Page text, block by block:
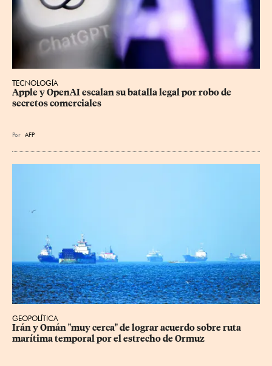
TECNOLOGÍA
Apple y OpenAI escalan su batalla legal por robo de
secretos comerciales
Por AFP
GEOPOLÍTICA
Irán y Omán "muy cerca" de lograr acuerdo sobre ruta
marítima temporal por el estrecho de Ormuz